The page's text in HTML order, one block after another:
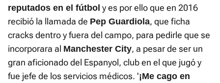
reputados en el fútbol y es por ello que en 2016
recibió la llamada de Pep Guardiola, que ficha
cracks dentro y fuera del campo, para pedirle que se
incorporara al Manchester City, a pesar de ser un
gran aficionado del Espanyol, club en el que jugó y
fue jefe de los servicios médicos. '¡Me cago en